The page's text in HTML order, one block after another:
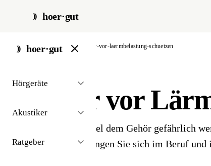
hoer·gut
hoer·gut
Hörgeräte
Akustiker
Ratgeber
start / ratgeber / gehoer-vor-laermbelastung-schuetzen
Gehör vor
Welche Lärmpegel dem Gehör gefährlich
Gehörschutzlösungen Sie sich im Beruf